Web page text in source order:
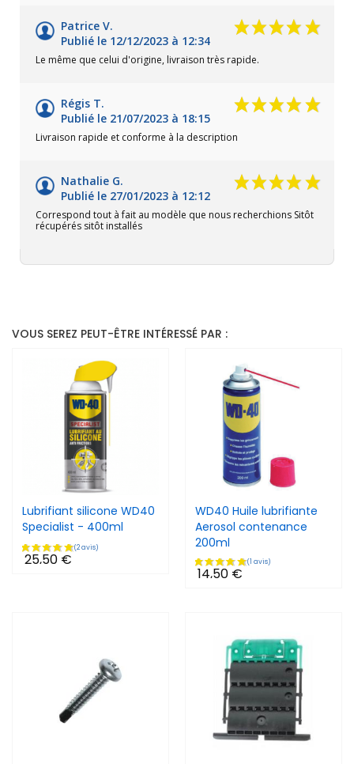
Patrice V.
Publié le 12/12/2023 à 12:34
Le même que celui d'origine, livraison très rapide.
Régis T.
Publié le 21/07/2023 à 18:15
Livraison rapide et conforme à la description
Nathalie G.
Publié le 27/01/2023 à 12:12
Correspond tout à fait au modèle que nous recherchions Sitôt
récupérés sitôt installés
VOUS SEREZ PEUT-ÊTRE INTÉRESSÉ PAR :
Lubrifiant silicone WD40
Specialist - 400ml
25,50 €
WD40 Huile lubrifiante
Aerosol contenance
200ml
14,50 €